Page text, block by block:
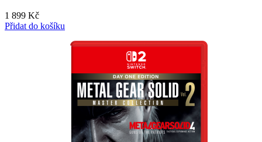
1 899 Kč
Přidat do košíku